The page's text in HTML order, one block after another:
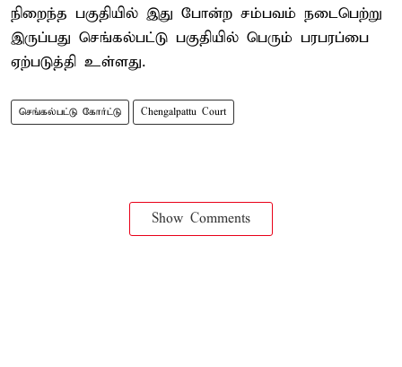
நிறைந்த பகுதியில் இது போன்ற சம்பவம் நடைபெற்று
இருப்பது செங்கல்பட்டு பகுதியில் பெரும் பரபரப்பை
ஏற்படுத்தி உள்ளது.
செங்கல்பட்டு கோர்ட்டு Chengalpattu Court
Show Comments